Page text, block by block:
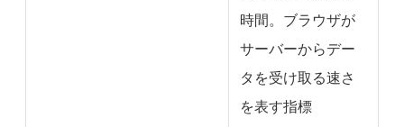
時間。ブラウザが
サーバーからデー
タを受け取る速さ
を表す指標